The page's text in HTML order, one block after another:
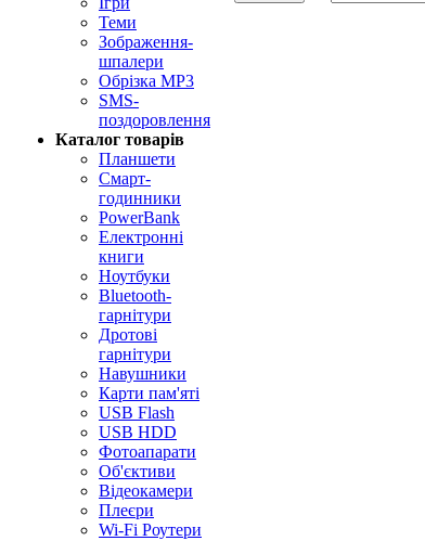
Теми
Зображення-
шпалери
Обрізка MP3
SMS-
поздоровлення
Каталог товарів
Планшети
Смарт-
годинники
PowerBank
Електронні
книги
Ноутбуки
Bluetooth-
гарнітури
Дротові
гарнітури
Навушники
Карти пам'яті
USB Flash
USB HDD
Фотоапарати
Об'єктиви
Відеокамери
Плеєри
Wi-Fi Роутери